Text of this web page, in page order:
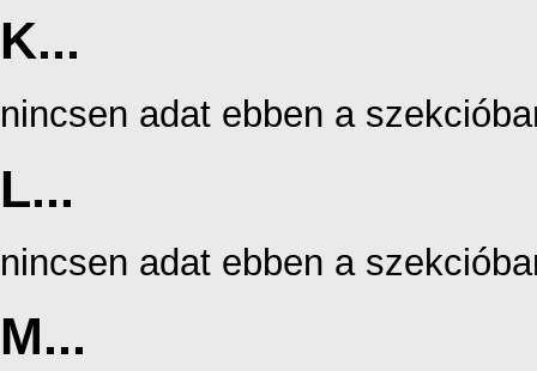
K...
nincsen adat ebben a
L...
nincsen adat ebben a
M...